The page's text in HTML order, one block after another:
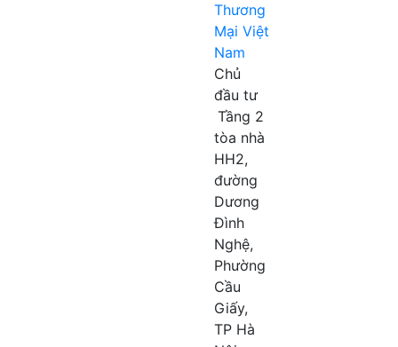
Thương
Mại Việt
Nam
Chủ
đầu tư
Tầng 2
tòa nhà
HH2,
đường
Dương
Đình
Nghệ,
Phường
Cầu
Giấy,
TP Hà